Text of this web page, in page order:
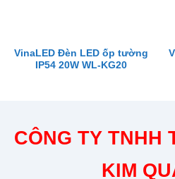
VinaLED Đèn LED ốp tường
IP54 20W WL-KG20
CÔNG TY TNHH
KIM